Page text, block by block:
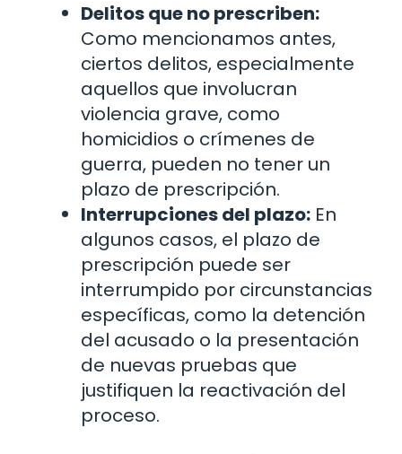
Delitos que no prescriben:
Como mencionamos antes,
ciertos delitos, especialmente
aquellos que involucran
violencia grave, como
homicidios o crímenes de
guerra, pueden no tener un
plazo de prescripción.
Interrupciones del plazo: En
algunos casos, el plazo de
prescripción puede ser
interrumpido por circunstancias
específicas, como la detención
del acusado o la presentación
de nuevas pruebas que
justifiquen la reactivación del
proceso.